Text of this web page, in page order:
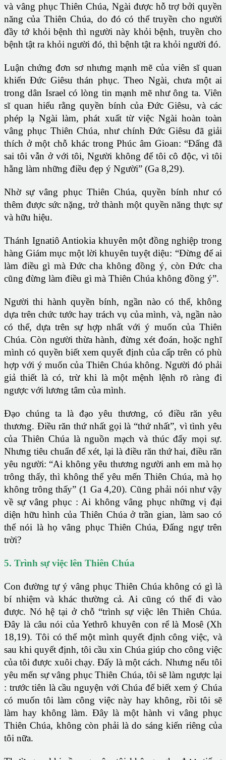
và vâng phục Thiên Chúa, Ngài được hỗ trợ bởi quyền
năng của Thiên Chúa, do đó có thể truyền cho người
đầy tớ khỏi bệnh thì người này khỏi bệnh, truyền cho
bệnh tật ra khỏi người đó, thì bệnh tật ra khỏi người đó.
Luận chứng đơn sơ nhưng mạnh mẽ của viên sĩ quan
khiến Đức Giêsu thán phục. Theo Ngài, chưa một ai
trong dân Israel có lòng tin mạnh mẽ như ông ta. Viên
sĩ quan hiểu rằng quyền bính của Đức Giêsu, và các
phép lạ Ngài làm, phát xuất từ việc Ngài hoàn toàn
vâng phục Thiên Chúa, như chính Đức Giêsu đã giải
thích ở một chỗ khác trong Phúc âm Gioan: “Đấng đã
sai tôi vẫn ở với tôi, Người không để tôi cô độc, vì tôi
hằng làm những điều đẹp ý Người” (Ga 8,29).
Nhờ sự vâng phục Thiên Chúa, quyền bính như có
thêm được sức nặng, trở thành một quyền năng thực sự
và hữu hiệu.
Thánh Ignatiô Antiokia khuyên một đồng nghiệp trong
hàng Giám mục một lời khuyên tuyệt diệu: “Đừng để ai
làm điều gì mà Đức cha không đồng ý, còn Đức cha
cũng đừng làm điều gì mà Thiên Chúa không đồng ý”.
Người thi hành quyền bính, ngần nào có thể, không
dựa trên chức tước hay trách vụ của mình, và, ngần nào
có thể, dựa trên sự hợp nhất với ý muốn của Thiên
Chúa. Còn người thừa hành, đừng xét đoán, hoặc nghĩ
mình có quyền biết xem quyết định của cấp trên có phù
hợp với ý muốn của Thiên Chúa không. Người đó phải
giả thiết là có, trừ khi là một mệnh lệnh rõ ràng đi
ngược với lương tâm của mình.
Đạo chúng ta là đạo yêu thương, có điều răn yêu
thương. Điều răn thứ nhất gọi là “thứ nhất”, vì tình yêu
của Thiên Chúa là nguồn mạch và thúc đẩy mọi sự.
Nhưng tiêu chuẩn để xét, lại là điều răn thứ hai, điều răn
yêu người: “Ai không yêu thương người anh em mà họ
trông thấy, thì không thể yêu mến Thiên Chúa, mà họ
không trông thấy” (1 Ga 4,20). Cũng phải nói như vậy
về sự vâng phục : Ai không vâng phục những vị đại
diện hữu hình của Thiên Chúa ở trần gian, làm sao có
thể nói là họ vâng phục Thiên Chúa, Đấng ngự trên
trời?
5. Trình sự việc lên Thiên Chúa
Con đường tự ý vâng phục Thiên Chúa không có gì là
bí nhiệm và khác thường cả. Ai cũng có thể đi vào
được. Nó hệ tại ở chỗ “trình sự việc lên Thiên Chúa.
Đây là câu nói của Yethrô khuyên con rể là Mosê (Xh
18,19). Tôi có thể một mình quyết định công việc, và
sau khi quyết định, tôi cầu xin Chúa giúp cho công việc
của tôi được xuôi chạy. Đấy là một cách. Nhưng nếu tôi
yêu mến sự vâng phục Thiên Chúa, tôi sẽ làm ngược lại
: trước tiên là cầu nguyện với Chúa để biết xem ý Chúa
có muốn tôi làm công việc này hay không, rồi tôi sẽ
làm hay không làm. Đây là một hành vi vâng phục
Thiên Chúa, không còn phải là do sáng kiến riêng của
tôi nữa.